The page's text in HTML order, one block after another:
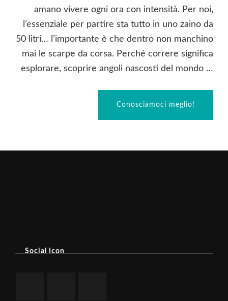
amano vivere ogni ora con intensità. Per noi,
l’essenziale per partire sta tutto in uno zaino da
50 litri… l’importante è che dentro non manchino
mai le scarpe da corsa. Perché correre significa
esplorare, scoprire angoli nascosti del mondo …
Conosciamoci meglio!
Social Icon